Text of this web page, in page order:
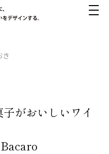
き
がおいしいワイ